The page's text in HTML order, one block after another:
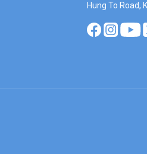
Hung To Road,